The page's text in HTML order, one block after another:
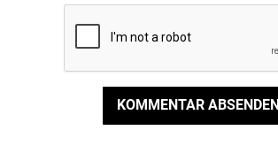
KOMMENTAR ABSENDEN